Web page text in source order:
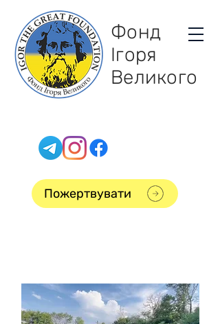
Фонд
Ігоря
Великого
Пожертвувати